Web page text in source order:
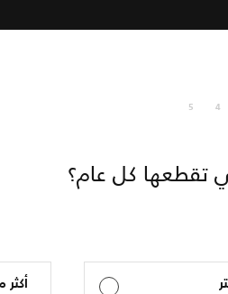
4
5
تقطعها كل عام؟
أكثر من